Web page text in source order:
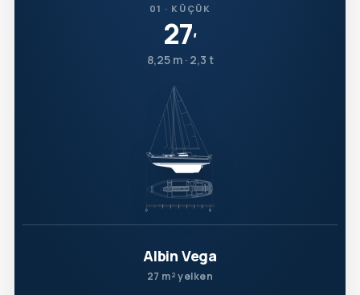
01 · KÜÇÜK
27′
8,25 m · 2,3 t
Albin Vega
27 m² yelken